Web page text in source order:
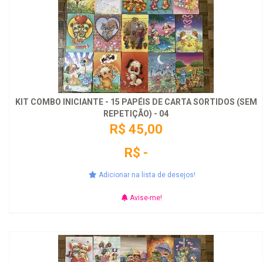
KIT COMBO INICIANTE - 15 PAPÉIS DE CARTA SORTIDOS (SEM
REPETIÇÃO) - 04
R$ 45,00
R$ -
Adicionar na lista de desejos!
Avise-me!